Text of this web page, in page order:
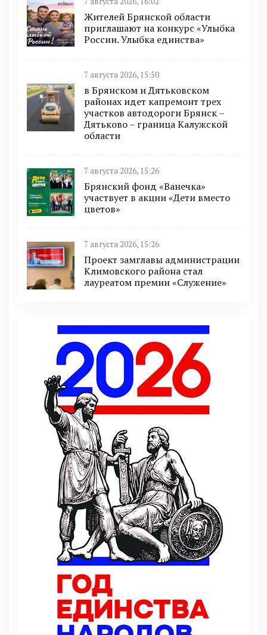
Жителей Брянской области
приглашают на конкурс «Улыбка
России. Улыбка единства»
7 августа 2026, 15:50
в Брянском и Дятьковском
районах идет капремонт трех
участков автодороги Брянск –
Дятьково – граница Калужской
области
7 августа 2026, 15:26
Брянский фонд «Ванечка»
участвует в акции «Дети вместо
цветов»
7 августа 2026, 15:26
Проект замглавы администрации
Климовского района стал
лауреатом премии «Служение»